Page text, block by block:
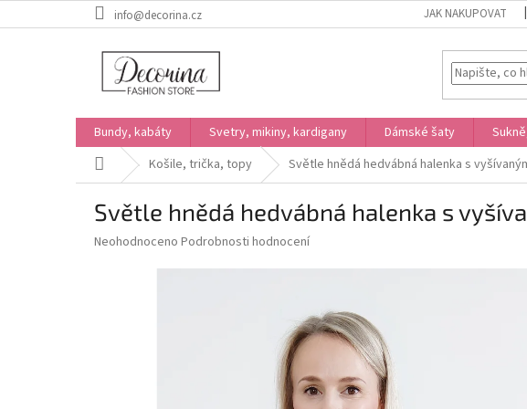
na
info@decorina.cz JAK NAKUPOVAT
Bundy, kabáty Svetry, mikiny, kardigany Dámské šaty
Domů Košile, trička, topy Světle hnědá hedvábná halenka s
Světle hnědá hedvábná halenka s
Průměrné
Neohodnoceno Podrobnosti hodnocení